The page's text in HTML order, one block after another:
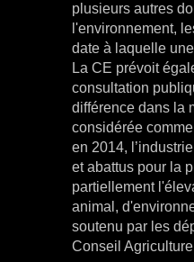
plusieurs autres
l'environnement,
date à laquelle
La CE prévoit
consultation
différence dans la
considérée
en 2014,
et abattus pour la
partiellement
animal,
soutenu par les
Conseil